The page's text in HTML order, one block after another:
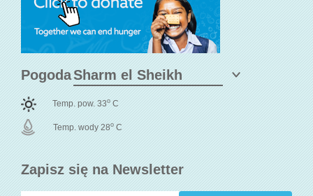
Zapisz się na Newsletter
Pogoda
Temp. pow. 33o C
Temp. wody 28o C